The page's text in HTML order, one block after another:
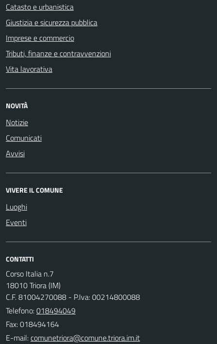
Catasto e urbanistica
Giustizia e sicurezza pubblica
Imprese e commercio
Tributi, finanze e contravvenzioni
Vita lavorativa
NOVITÀ
Notizie
Comunicati
Avvisi
VIVERE IL COMUNE
Luoghi
Eventi
CONTATTI
Corso Italia n.7
18010 Triora (IM)
C.F. 81004270088 - P.Iva: 00214800088
Telefono:018494049
Fax: 018494164
E-mail: